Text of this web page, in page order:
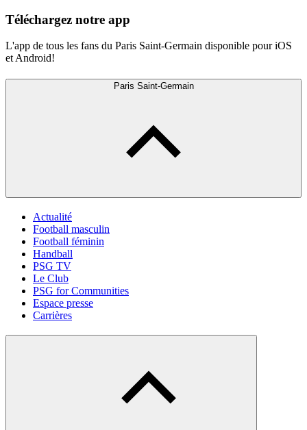
Téléchargez notre app
L'app de tous les fans du Paris Saint-Germain disponible pour iOS
et Android!
Paris Saint-Germain
Actualité
Football masculin
Football féminin
Handball
PSG TV
Le Club
PSG for Communities
Espace presse
Carrières